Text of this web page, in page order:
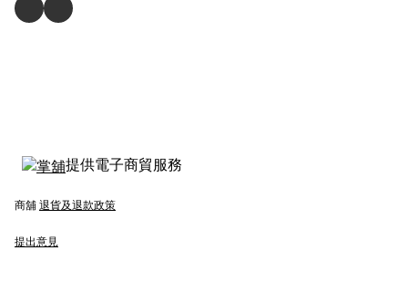
提供電子商貿服務
商舖 退貨及退款政策
提出意見